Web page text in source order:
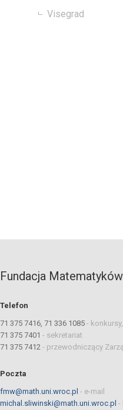
Visegrad
Fundacja
Telefon
71 375 7416, 71 336 1085 -
71 375 7401 - sekretariat
71 375 7412 - przewodniczący
Poczta
fmw@math.uni.wroc.pl - e-mail
michal.sliwinski@math.uni.wroc.pl -